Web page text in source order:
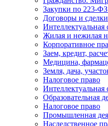
Закупки по 223-
Договоры и сделки
Интеллектуальная
Жилая и нежилая
Корпоративное
Заем, кредит,
Медицина,
Земля, дача,
Налоговое право
Интеллектуальная
Образовательная
Налоговое право
Промышленная
Наследственное